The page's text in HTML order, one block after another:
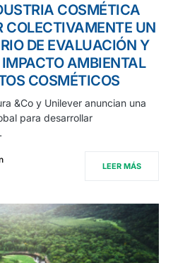
COSMÉTICA
COLECTIVAMENTE UN
DE EVALUACIÓN Y
AMBIENTAL
COSMÉTICOS
&Co y Unilever anuncian una
para desarrollar
LEER MÁS